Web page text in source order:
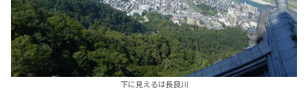
下に見えるは長良川